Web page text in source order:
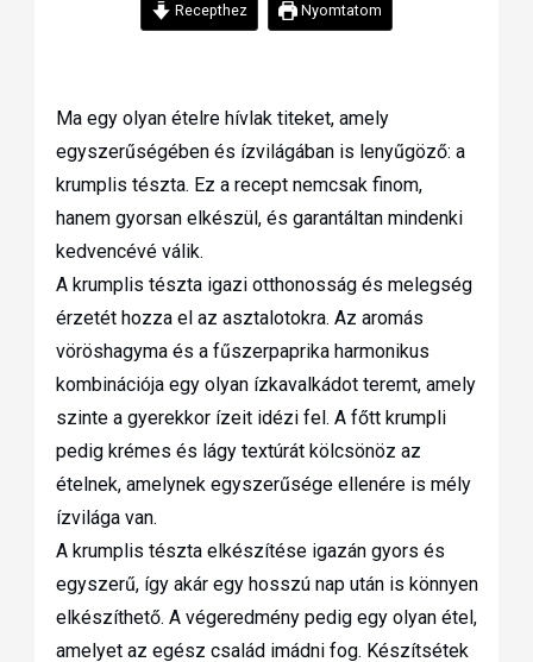
Recepthez Nyomtatom
Ma egy olyan ételre hívlak titeket, amely
egyszerűségében és ízvilágában is lenyűgöző: a
krumplis tészta. Ez a recept nemcsak finom,
hanem gyorsan elkészül, és garantáltan mindenki
kedvencévé válik.
A krumplis tészta igazi otthonosság és melegség
érzetét hozza el az asztalotokra. Az aromás
vöröshagyma és a fűszerpaprika harmonikus
kombinációja egy olyan ízkavalkádot teremt, amely
szinte a gyerekkor ízeit idézi fel. A főtt krumpli
pedig krémes és lágy textúrát kölcsönöz az
ételnek, amelynek egyszerűsége ellenére is mély
ízvilága van.
A krumplis tészta elkészítése igazán gyors és
egyszerű, így akár egy hosszú nap után is könnyen
elkészíthető. A végeredmény pedig egy olyan étel,
amelyet az egész család imádni fog. Készítsétek